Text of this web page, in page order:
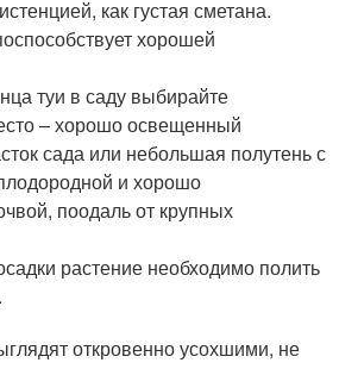
как густая сметана.
хорошей
туи в саду выбирайте
– хорошо освещенный
сада или небольшая полутень с
и хорошо
поодаль от крупных
растение необходимо полить
откровенно усохшими, не